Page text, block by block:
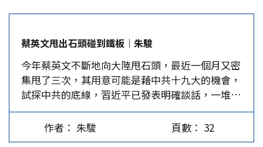
期間，結識了在愛丁堡攻讀博士學位的台灣外省第
二代留學生，兩人交往後結婚。 1997年，盧麗安
夫婦接受中華人民共和國人事部安排，以「返國定
居專家」身分到上海復旦大學任教。2013年12月
被評為教授，並擔任該校外文學院副院長。2013年
盧麗安出任上海台灣同胞聯誼會會長。2015年加入
中國共產黨。2017年6月，在中共全國台灣省籍黨
員代表會議上，有10位台灣省籍人士當選為中共十
蔡英文甩出石頭碰到鐵板｜朱駿
今年蔡英文不斷地向大陸甩石頭，最近一個月又密
集甩了三次，其用意可能是藉中共十九大的機會，
試探中共的底線，習近平已發表明確談話，一堆新
石頭碰到了鐵板。 蔡英文在今年2月初預告要提出
兩岸新論述，遲遲未見動靜，一般以為，可能是等
待中共十九大塵埃落定之後才出手，以免太早放
作者： 朱駿 頁數： 32